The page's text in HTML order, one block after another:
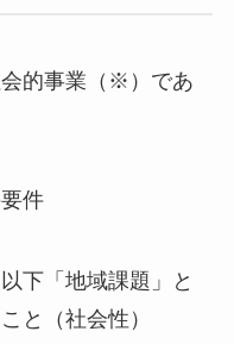
的事業（※）であ
件
下「地域課題」と
と（社会性）